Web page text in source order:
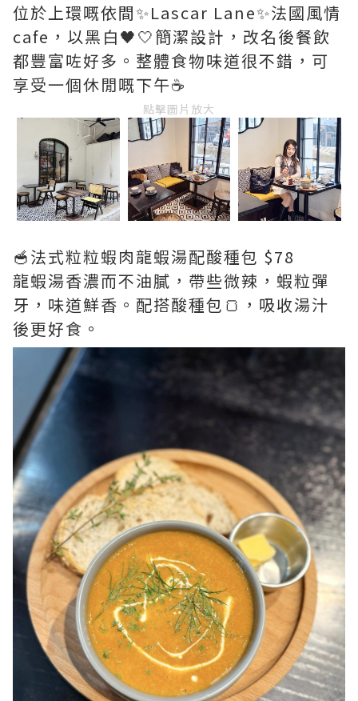
位於上環嘅依間✨Lascar Lane✨法國風情
cafe，以黑白🖤🤍簡潔設計，改名後餐飲
都豐富咗好多。整體食物味道很不錯，可
享受一個休閒嘅下午☕️
點擊圖片放大
🥣法式粒粒蝦肉龍蝦湯配酸種包 $78
龍蝦湯香濃而不油膩，帶些微辣，蝦粒彈
牙，味道鮮香。配搭酸種包🍞，吸收湯汁
後更好食。